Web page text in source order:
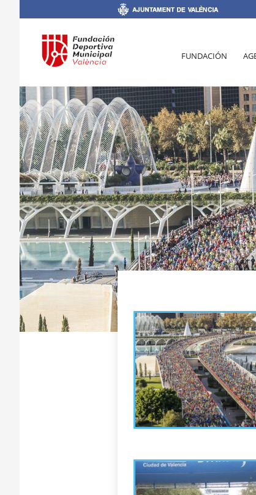
FUNDACIÓN